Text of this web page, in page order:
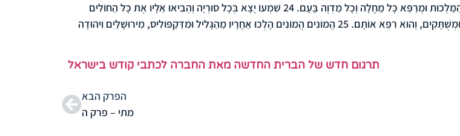
וּמְרַפֵּא כָּל מַחֲלָה וְכָל מַדְוֶה בָּעָם. 24 שִׁמְעוֹ יָצָא בְּכָל סוּרְיָה וְהֵבִיאוּ אֵלָיו אֶת כָּל הַחוֹלִים
וְהוּא רִפֵּא אוֹתָם. 25 הֲמוֹנִים הֲמוֹנִים הָלְכוּ אַחֲרָיו מֵהַגָּלִיל וּמִדֵּקַפּוֹלִיס, מִירוּשָׁלַיִם וִיהוּדָה
תרגום חדש של הברית החדשה מאת החברה לכתבי קודש בישראל
הפרק הבא
מתי – פרק ה